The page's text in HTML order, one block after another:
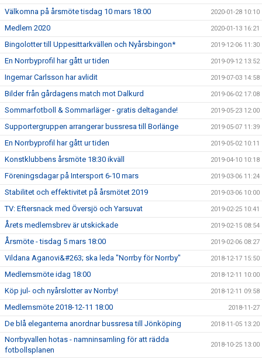
Välkomna på årsmöte tisdag 10 mars 18:00 2020-01-28 10:10
Medlem 2020 2020-01-13 16:21
Bingolotter till Uppesittarkvällen och Nyårsbingon* 2019-12-06 11:30
En Norrbyprofil har gått ur tiden 2019-09-12 13:52
Ingemar Carlsson har avlidit 2019-07-03 14:58
Bilder från gårdagens match mot Dalkurd 2019-06-02 17:08
Sommarfotboll & Sommarläger - gratis deltagande! 2019-05-23 12:00
Supportergruppen arrangerar bussresa till Borlänge 2019-05-07 11:39
En Norrbyprofil har gått ur tiden 2019-05-02 10:11
Konstklubbens årsmöte 18:30 ikväll 2019-04-10 10:18
Föreningsdagar på Intersport 6-10 mars 2019-03-06 11:24
Stabilitet och effektivitet på årsmötet 2019 2019-03-06 10:00
TV: Eftersnack med Översjö och Yarsuvat 2019-02-25 10:41
Årets medlemsbrev är utskickade 2019-02-15 08:54
Årsmöte - tisdag 5 mars 18:00 2019-02-06 08:27
Vildana Aganovi&#263; ska leda "Norrby för Norrby" 2018-12-17 15:50
Medlemsmöte idag 18:00 2018-12-11 10:00
Köp jul- och nyårslotter av Norrby! 2018-12-11 09:58
Medlemsmöte 2018-12-11 18:00 2018-11-27
De blå eleganterna anordnar bussresa till Jönköping 2018-11-05 13:20
Norrbyvallen hotas - namninsamling för att rädda
fotbollsplanen
2018-10-25 13:00